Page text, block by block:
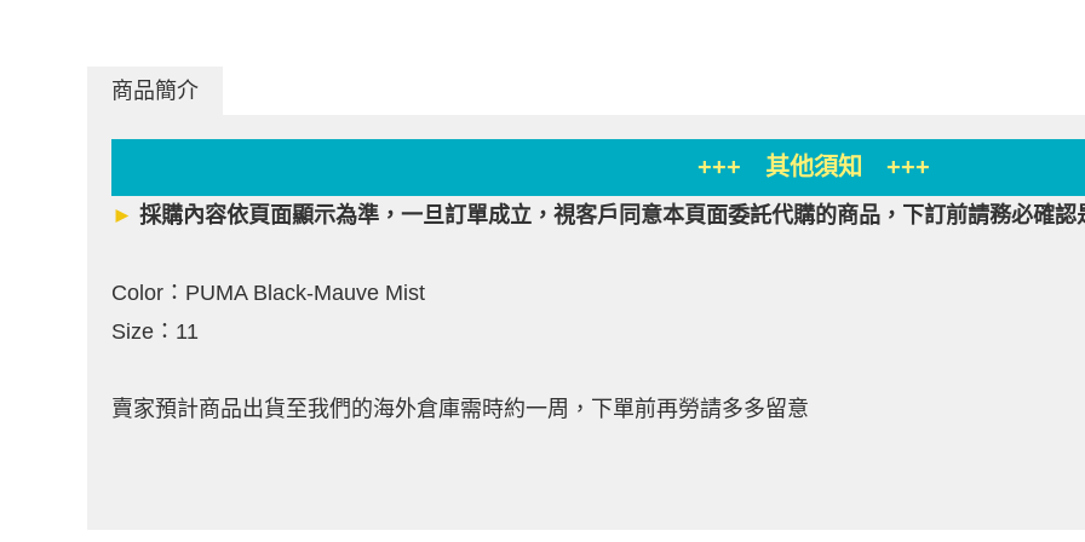
商品簡介
+++ 其他須知 +++
► 採購內容依頁面顯示為準，一旦訂單成立，視客戶同意本頁面委託代購的商品，下訂前請務必確認
Color：PUMA Black-Mauve Mist
Size：11
賣家預計商品出貨至我們的海外倉庫需時約一周，下單前再勞請多多留意